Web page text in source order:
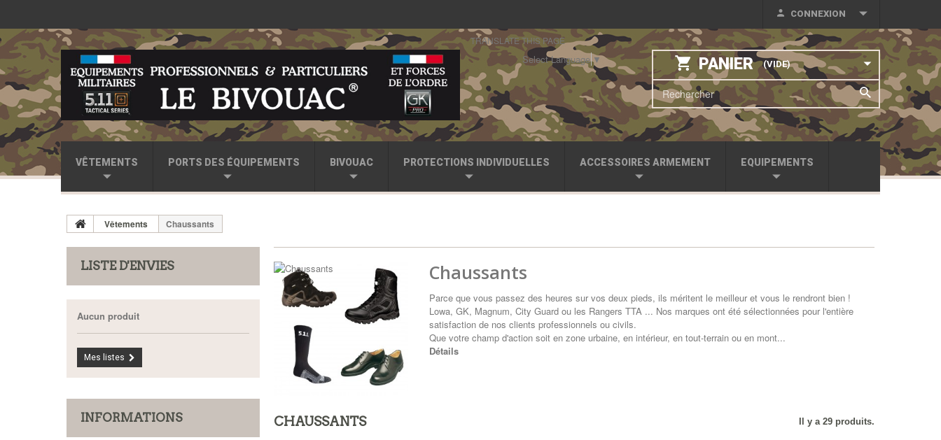
CONNEXION
PANIER (VIDE)
VÊTEMENTS PORTS DES ÉQUIPEMENTS BIVOUAC PROTECTIONS INDIVIDUELLES ACCESSOIRES ARMEMENT EQUIPEMENTS
TRANSLATE THIS PAGE
Select Language▼
Vêtements Chaussants
Chaussants
Parce que vous passez des heures sur vos deux pieds, ils méritent le meilleur et vous le rendront bien !
Lowa, GK, Magnum, City Guard ou les Rangers TTA ... Nos marques ont été sélectionnées pour l'entière
satisfaction de nos clients professionnels ou civils.
Que votre champ d'action soit en zone urbaine, en intérieur, en tout-terrain ou en mont...
Détails
CHAUSSANTS Il y a 29 produits.
LISTE D'ENVIES
Aucun produit
Mes listes
INFORMATIONS